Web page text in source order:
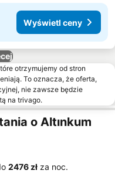
Wyświetl ceny
otrzymujemy od stron
To oznacza, że oferta,
nie zawsze będzie
na trivago.
o Altınkum
‎2476 zł za noc.